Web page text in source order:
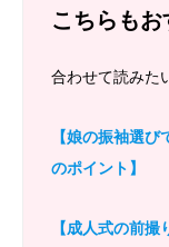
こちらもお
合わせて読みた
【娘の振袖選
のポイント】
【成人式の前